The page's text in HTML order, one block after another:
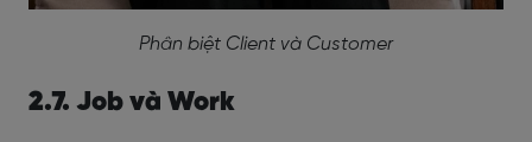
Phân biệt Client và Customer
2.7. Job và Work